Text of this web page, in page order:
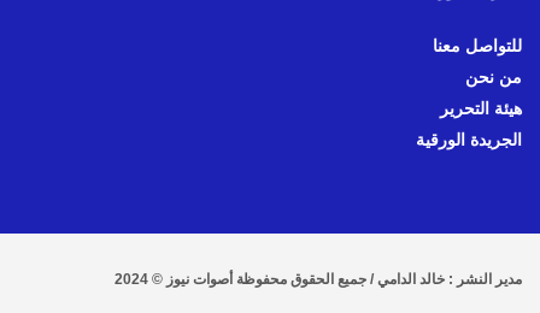
للتواصل معنا
من نحن
هيئة التحرير
الجريدة الورقية
مدير النشر : خالد الدامي / جميع الحقوق محفوظة أصوات نيوز © 2024